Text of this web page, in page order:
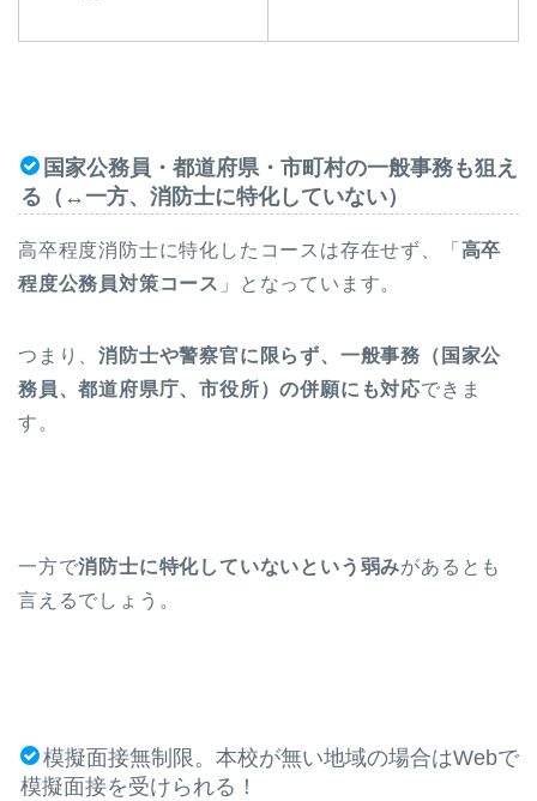
国家公務員・都道府県・市町村の一般事務も狙え
る（↔︎一方、消防士に特化していない）
高卒程度消防士に特化したコースは存在せず、「 高卒
程度公務員対策コース 」となっています。
つまり、消防士や警察官に限らず、一般事務（国家公
務員、都道府県庁、市役所）の併願にも対応できま
す。
一方で消防士に特化していないという弱みがあるとも
言えるでしょう。
模擬面接無制限。本校が無い地域の場合はWebで
模擬面接を受けられる！